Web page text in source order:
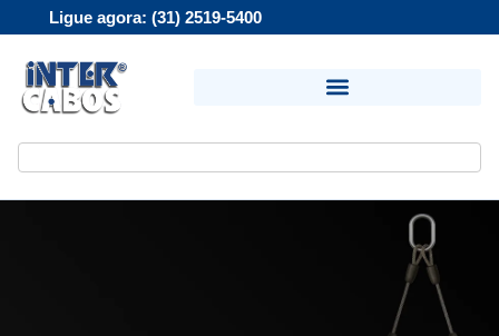
Ligue agora: (31) 2519-5400